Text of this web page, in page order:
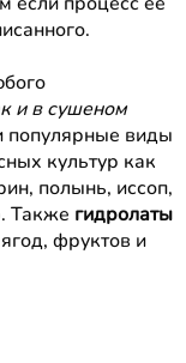
и в сушеном
популярные виды
культур как
полынь, иссоп,
Также гидролаты
фруктов и